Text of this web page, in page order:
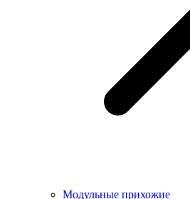
Модульные прихожие